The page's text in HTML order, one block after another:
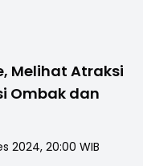
Melihat Atraksi
Ombak dan
2024, 20:00 WIB